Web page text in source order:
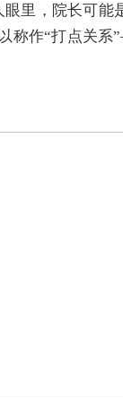
，院长可能
称作“打点关